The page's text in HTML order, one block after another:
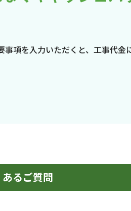
項を入力いただくと、工事代金
あるご質問